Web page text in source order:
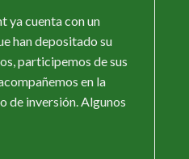
ya cuenta con un
han depositado su
participemos de sus
en la
de inversión. Algunos